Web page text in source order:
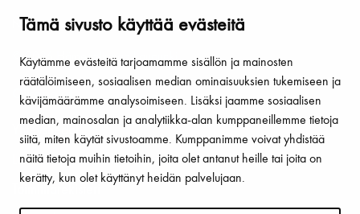
Tämä sivusto käyttää evästeitä
Käytämme evästeitä tarjoamamme sisällön ja mainosten
räätälöimiseen, sosiaalisen median ominaisuuksien tukemiseen ja
kävijämäärämme analysoimiseen. Lisäksi jaamme sosiaalisen
median, mainosalan ja analytiikka-alan kumppaneillemme tietoja
siitä, miten käytät sivustoamme. Kumppanimme voivat yhdistää
näitä tietoja muihin tietoihin, joita olet antanut heille tai joita on
kerätty, kun olet käyttänyt heidän palvelujaan.
Näytä omat evästeasetukseni
© 2026 Hämeenlinnan kaupunki
Oikopolut
Yhteystiedot
Laskutus ja verkkolaskuosoite
Toimitilarekisteri